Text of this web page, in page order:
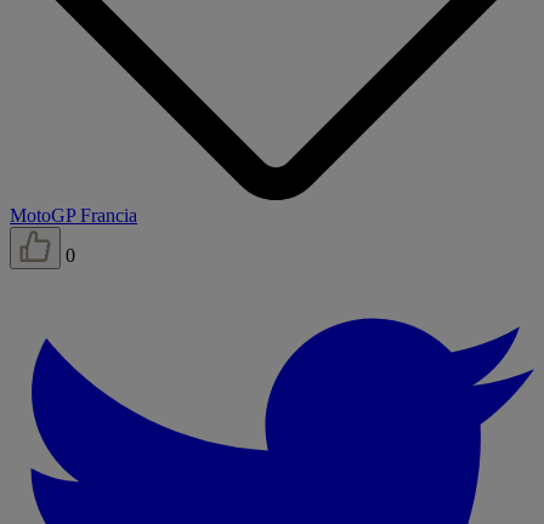
MotoGP Francia
0